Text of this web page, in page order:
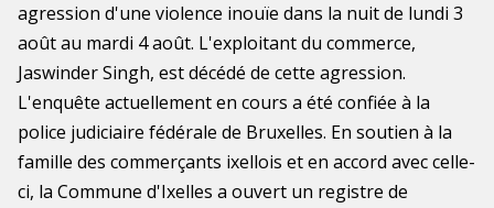
agression d'une violence inouïe dans la nuit de lundi 3
août au mardi 4 août. L'exploitant du commerce,
Jaswinder Singh, est décédé de cette agression.
L'enquête actuellement en cours a été confiée à la
police judiciaire fédérale de Bruxelles. En soutien à la
famille des commerçants ixellois et en accord avec celle-
ci, la Commune d'Ixelles a ouvert un registre de